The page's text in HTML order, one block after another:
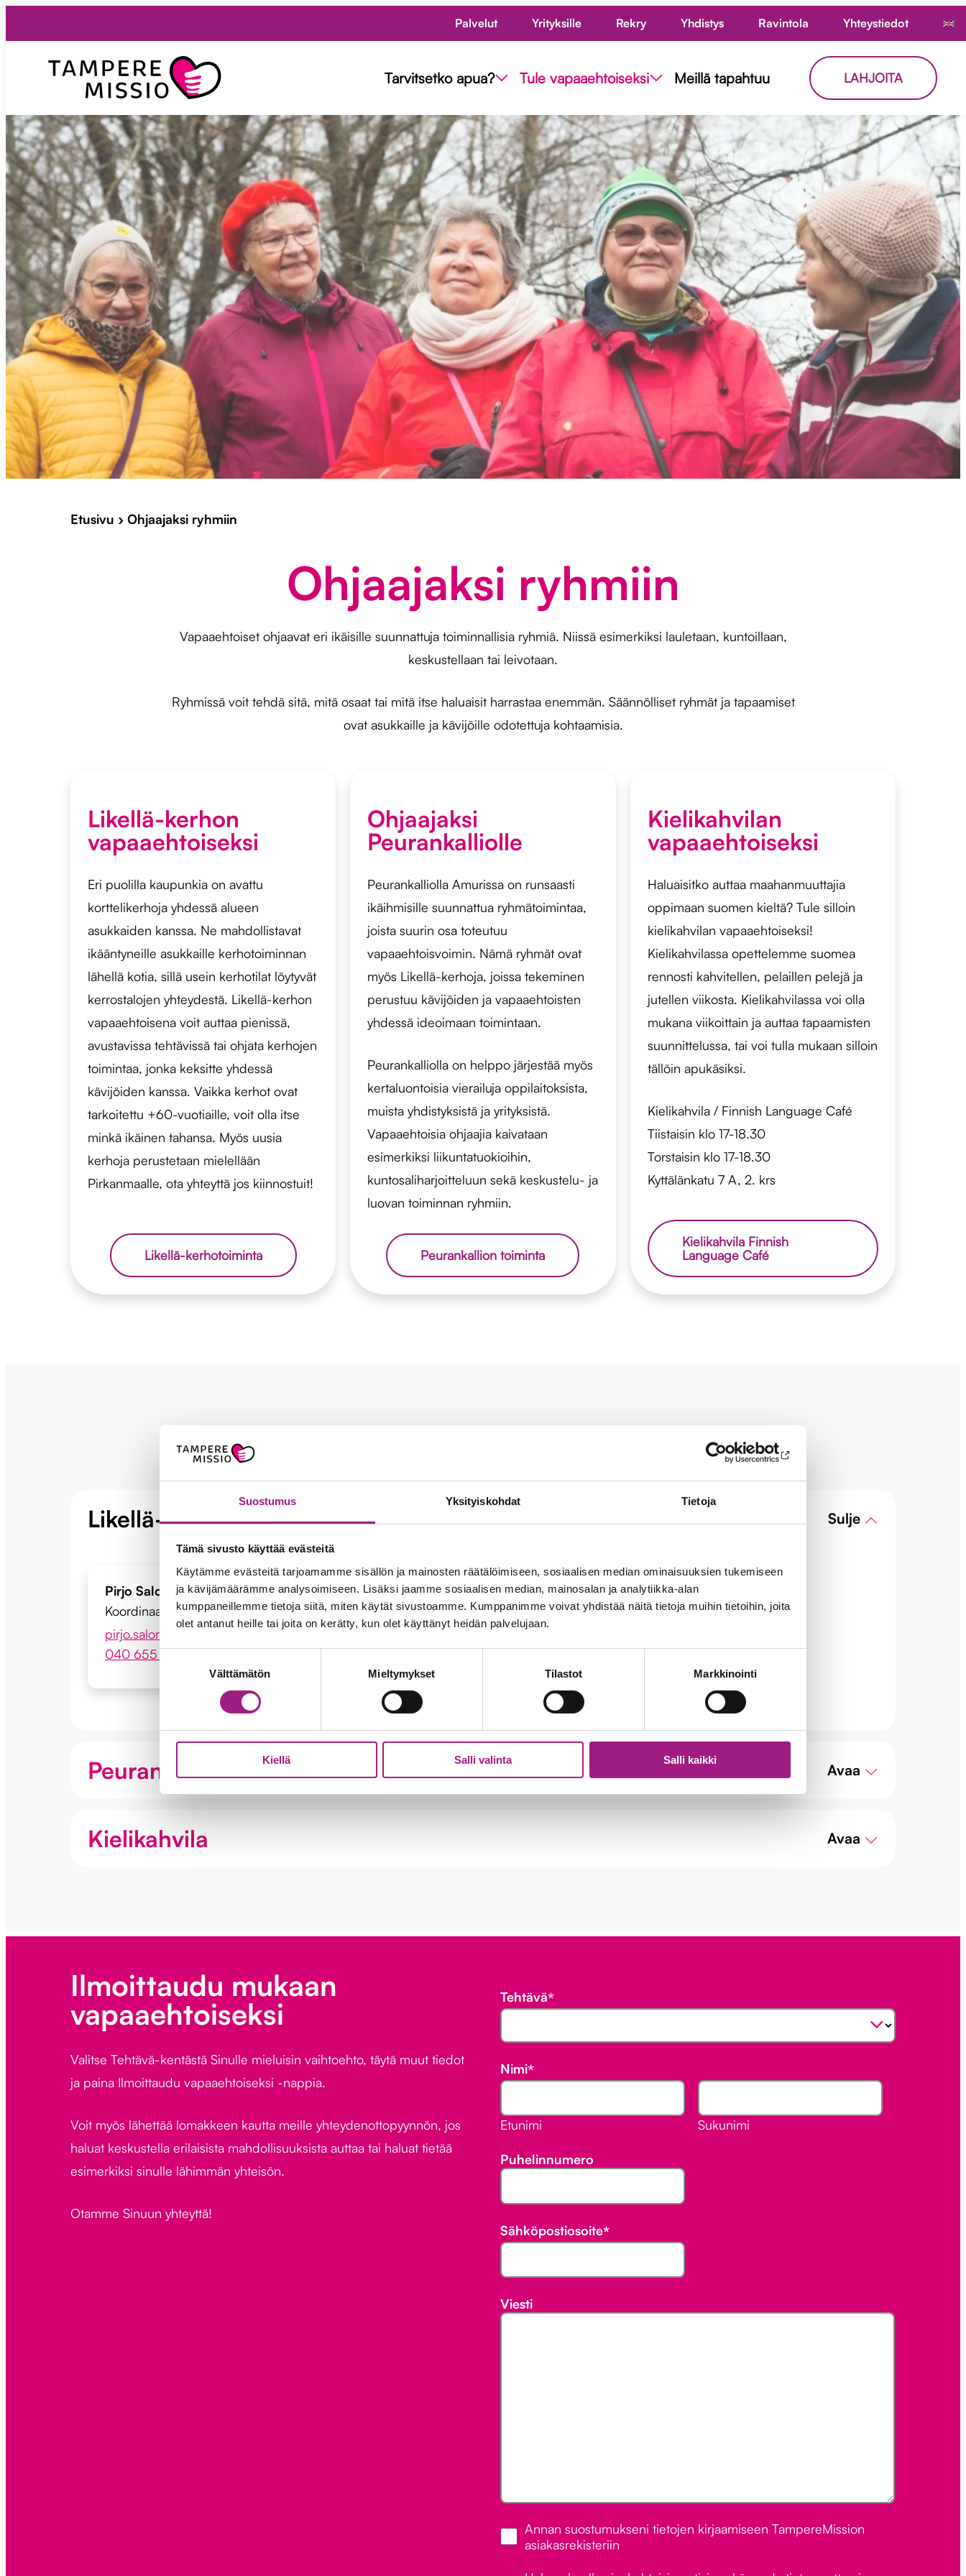
Suostumus Yksityiskohdat Tietoja
Tämä sivusto käyttää evästeitä
Käytämme evästeitä tarjoamamme sisällön ja mainosten räätälöimiseen, sosiaalisen median ominaisuuksien tukemiseen
ja kävijämäärämme analysoimiseen. Lisäksi jaamme sosiaalisen median, mainosalan ja analytiikka-alan
kumppaneillemme tietoja siitä, miten käytät sivustoamme. Kumppanimme voivat yhdistää näitä tietoja muihin tietoihin, joita
olet antanut heille tai joita on kerätty, kun olet käyttänyt heidän palvelujaan.
Välttämätön Mieltymykset Tilastot Markkinointi
Kiellä Salli valinta Salli kaikki
TampereMissio
Tarvitsetko apua? Tule vapaaehtoiseksi Meillä tapahtuu LAHJOITA
Palvelut Yrityksille Rekry Yhdistys Ravintola Yhteystiedot
Etusivu › Ohjaajaksi ryhmiin
Ohjaajaksi ryhmiin
Vapaaehtoiset ohjaavat eri ikäisille suunnattuja toiminnallisia ryhmiä. Niissä esimerkiksi lauletaan, kuntoillaan,
keskustellaan tai leivotaan.
Ryhmissä voit tehdä sitä, mitä osaat tai mitä itse haluaisit harrastaa enemmän. Säännölliset ryhmät ja tapaamiset
ovat asukkaille ja kävijöille odotettuja kohtaamisia.
Likellä-kerhon
vapaaehtoiseksi
Eri puolilla kaupunkia on avattu
korttelikerhoja yhdessä alueen
asukkaiden kanssa. Ne mahdollistavat
ikääntyneille asukkaille kerhotoiminnan
lähellä kotia, sillä usein kerhotilat löytyvät
kerrostalojen yhteydestä. Likellä-kerhon
vapaaehtoisena voit auttaa pienissä,
avustavissa tehtävissä tai ohjata kerhojen
toimintaa, jonka keksitte yhdessä
kävijöiden kanssa. Vaikka kerhot ovat
tarkoitettu +60-vuotiaille, voit olla itse
minkä ikäinen tahansa. Myös uusia
kerhoja perustetaan mielellään
Pirkanmaalle, ota yhteyttä jos kiinnostuit!
Likellä-kerhotoiminta
Ohjaajaksi
Peurankalliolle
Peurankalliolla Amurissa on runsaasti
ikäihmisille suunnattua ryhmätoimintaa,
joista suurin osa toteutuu
vapaaehtoisvoimin. Nämä ryhmät ovat
myös Likellä-kerhoja, joissa tekeminen
perustuu kävijöiden ja vapaaehtoisten
yhdessä ideoimaan toimintaan.
Peurankalliolla on helppo järjestää myös
kertaluontoisia vierailuja oppilaitoksista,
muista yhdistyksistä ja yrityksistä.
Vapaaehtoisia ohjaajia kaivataan
esimerkiksi liikuntatuokioihin,
kuntosaliharjoitteluun sekä keskustelu- ja
luovan toiminnan ryhmiin.
Peurankallion toiminta
Kielikahvilan
vapaaehtoiseksi
Haluaisitko auttaa maahanmuuttajia
oppimaan suomen kieltä? Tule silloin
kielikahvilan vapaaehtoiseksi!
Kielikahvilassa opettelemme suomea
rennosti kahvitellen, pelaillen pelejä ja
jutellen viikosta. Kielikahvilassa voi olla
mukana viikoittain ja auttaa tapaamisten
suunnittelussa, tai voi tulla mukaan silloin
tällöin apukäsiksi.
Kielikahvila / Finnish Language Café
Tiistaisin klo 17-18.30
Torstaisin klo 17-18.30
Kyttälänkatu 7 A, 2. krs
Kielikahvila Finnish
Language Café
Likellä-kerhotoiminta
Pirjo Saloranta
Koordinaattori
pirjo.saloranta@tamperemissio.fi
040 655 5511
Peurankallio
Kielikahvila
Ilmoittaudu mukaan
vapaaehtoiseksi
Valitse Tehtävä-kentästä Sinulle mieluisin vaihtoehto, täytä muut tiedot
ja paina Ilmoittaudu vapaaehtoiseksi -nappia.
Voit myös lähettää lomakkeen kautta meille yhteydenottopyynnön, jos
haluat keskustella erilaisista mahdollisuuksista auttaa tai haluat tietää
esimerkiksi sinulle lähimmän yhteisön.
Otamme Sinuun yhteyttä!
näyttää
Tehtävä*
Nimi*
Etunimi Sukunimi
Puhelinnumero
Sähköpostiosoite*
Viesti
Henkilötietojen
tallennus
*
Annan suostumukseni tietojen kirjaamiseen TampereMission
asiakasrekisteriin